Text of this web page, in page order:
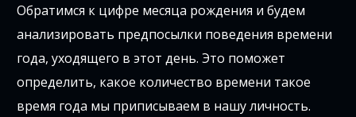
Обратимся к цифре месяца рождения и будем
анализировать предпосылки поведения времени
года, уходящего в этот день. Это поможет
определить, какое количество времени такое
время года мы приписываем в нашу личность.